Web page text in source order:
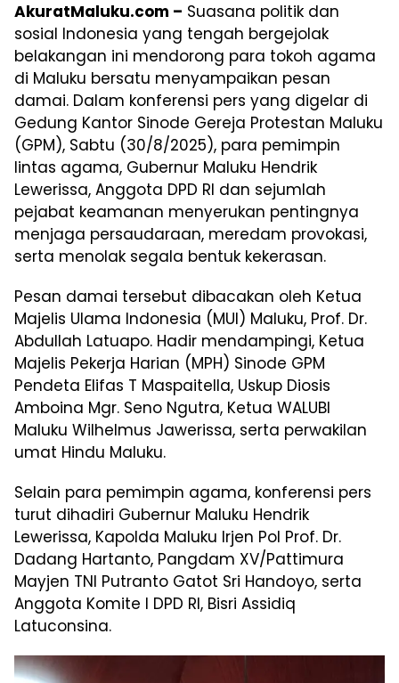
AkuratMaluku.com – Suasana politik dan
sosial Indonesia yang tengah bergejolak
belakangan ini mendorong para tokoh agama
di Maluku bersatu menyampaikan pesan
damai. Dalam konferensi pers yang digelar di
Gedung Kantor Sinode Gereja Protestan Maluku
(GPM), Sabtu (30/8/2025), para pemimpin
lintas agama, Gubernur Maluku Hendrik
Lewerissa, Anggota DPD RI dan sejumlah
pejabat keamanan menyerukan pentingnya
menjaga persaudaraan, meredam provokasi,
serta menolak segala bentuk kekerasan.
Pesan damai tersebut dibacakan oleh Ketua
Majelis Ulama Indonesia (MUI) Maluku, Prof. Dr.
Abdullah Latuapo. Hadir mendampingi, Ketua
Majelis Pekerja Harian (MPH) Sinode GPM
Pendeta Elifas T Maspaitella, Uskup Diosis
Amboina Mgr. Seno Ngutra, Ketua WALUBI
Maluku Wilhelmus Jawerissa, serta perwakilan
umat Hindu Maluku.
Selain para pemimpin agama, konferensi pers
turut dihadiri Gubernur Maluku Hendrik
Lewerissa, Kapolda Maluku Irjen Pol Prof. Dr.
Dadang Hartanto, Pangdam XV/Pattimura
Mayjen TNI Putranto Gatot Sri Handoyo, serta
Anggota Komite I DPD RI, Bisri Assidiq
Latuconsina.